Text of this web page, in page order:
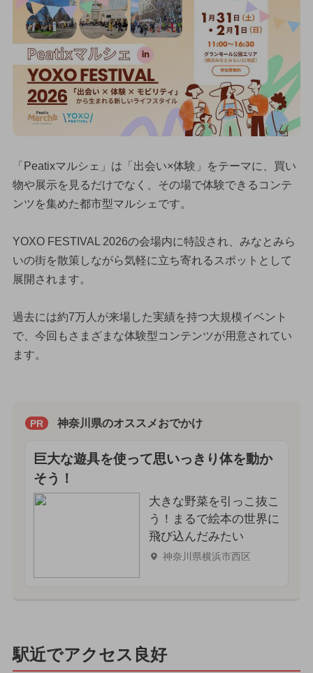
「Peatixマルシェ」は「出会い×体験」をテーマに、買い
物や展示を見るだけでなく、その場で体験できるコンテ
ンツを集めた都市型マルシェです。
YOXO FESTIVAL 2026の会場内に特設され、みなとみら
いの街を散策しながら気軽に立ち寄れるスポットとして
展開されます。
過去には約7万人が来場した実績を持つ大規模イベント
で、今回もさまざまな体験型コンテンツが用意されてい
ます。
PR 神奈川県のオススメおでかけ
巨大な遊具を使って思いっきり体を動か
そう！
大きな野菜を引っこ抜こ
う！まるで絵本の世界に
飛び込んだみたい
神奈川県横浜市西区
駅近でアクセス良好